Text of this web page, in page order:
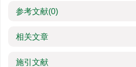
参考文献(0)
相关文章
施引文献